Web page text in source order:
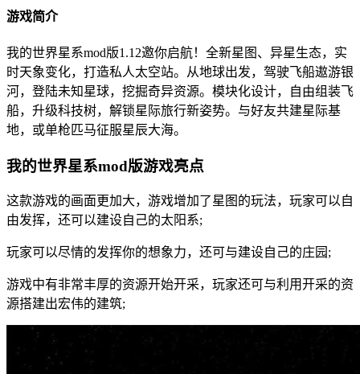
游戏简介
我的世界星系mod版1.12邀你启航！全新星图、异星生态，实
时天象变化，打造私人太空站。从地球出发，驾驶飞船遨游银
河，登陆未知星球，挖掘奇异资源。模块化设计，自由组装飞
船，升级科技树，解锁星际旅行新姿势。与好友共建星际基
地，或单枪匹马征服星辰大海。
我的世界星系mod版游戏亮点
这款游戏的画面更加大，游戏增加了星图的玩法，玩家可以自
由发挥，还可以建设自己的太阳系;
玩家可以尽情的发挥你的想象力，还可与建设自己的庄园;
游戏中有非常丰厚的资源开始开采，玩家还可与利用开采的资
源搭建出宏伟的建筑;